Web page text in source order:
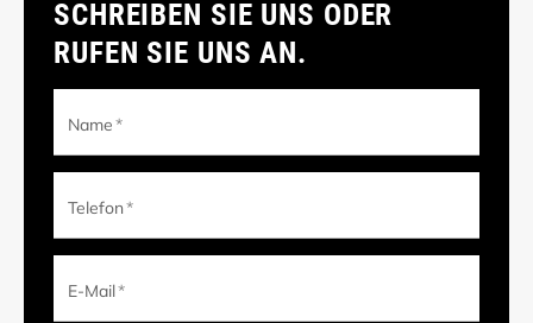
SCHREIBEN SIE UNS ODER
RUFEN SIE UNS AN.
Name*
Telefon*
E-Mail*